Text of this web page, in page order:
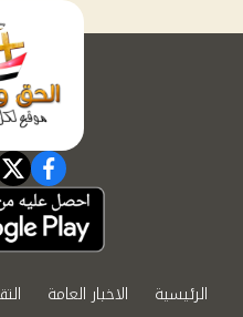
الرئيسية الاخبار العامة